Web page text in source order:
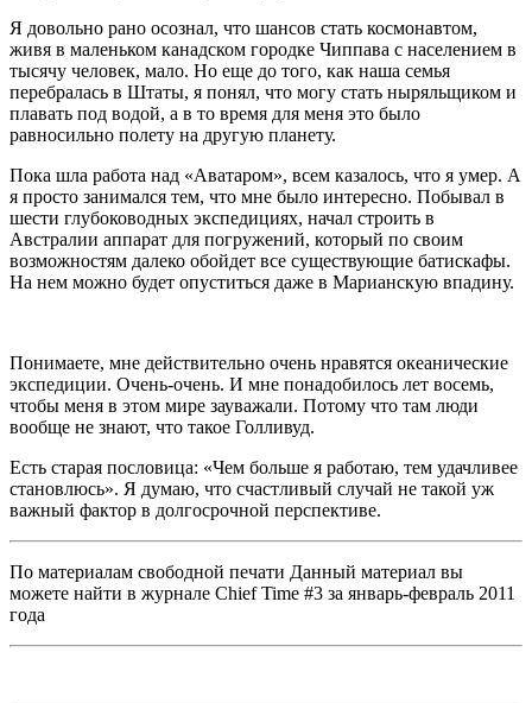
Я довольно рано осознал, что шансов стать космонавтом,
живя в маленьком канадском городке Чиппава с населением в
тысячу человек, мало. Но еще до того, как наша семья
перебралась в Штаты, я понял, что могу стать ныряльщиком и
плавать под водой, а в то время для меня это было
равносильно полету на другую планету.
Пока шла работа над «Аватаром», всем казалось, что я умер. А
я просто занимался тем, что мне было интересно. Побывал в
шести глубоководных экспедициях, начал строить в
Австралии аппарат для погружений, который по своим
возможностям далеко обойдет все существующие батискафы.
На нем можно будет опуститься даже в Марианскую впадину.
Понимаете, мне действительно очень нравятся океанические
экспедиции. Очень-очень. И мне понадобилось лет восемь,
чтобы меня в этом мире зауважали. Потому что там люди
вообще не знают, что такое Голливуд.
Есть старая пословица: «Чем больше я работаю, тем удачливее
становлюсь». Я думаю, что счастливый случай не такой уж
важный фактор в долгосрочной перспективе.
По материалам свободной печати Данный материал вы
можете найти в журнале Chief Time #3 за январь-февраль 2011
года